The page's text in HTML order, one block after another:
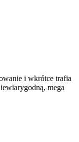
i wkrótce trafia
mega